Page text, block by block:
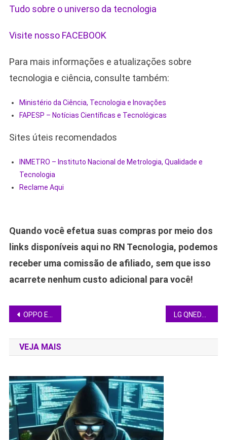
Tudo sobre o universo da tecnologia
Visite nosso FACEBOOK
Para mais informações e atualizações sobre
tecnologia e ciência, consulte também:
Ministério da Ciência, Tecnologia e Inovações
FAPESP – Notícias Científicas e Tecnológicas
Sites úteis recomendados
INMETRO – Instituto Nacional de Metrologia, Qualidade e
Tecnologia
Reclame Aqui
Quando você efetua suas compras por meio dos
links disponíveis aqui no RN Tecnologia, podemos
receber uma comissão de afiliado, sem que isso
acarrete nenhum custo adicional para você!
Navegação
de
Post
OPPO Enco Buds3 chegam ao Brasil com 48 h de bateria e driver de 12,4 mm
VEJA MAIS